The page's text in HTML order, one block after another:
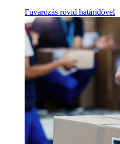
Fuvarozás rövid határidővel